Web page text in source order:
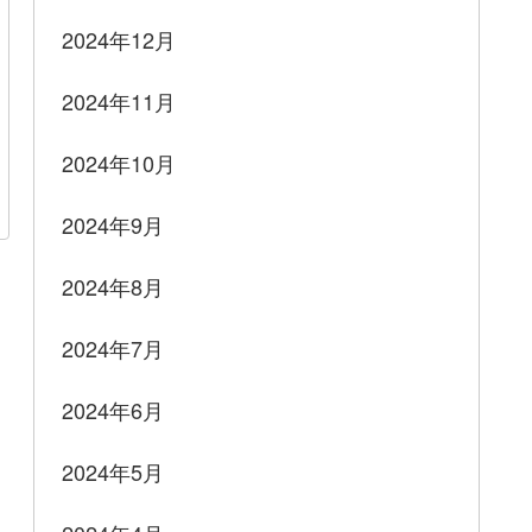
2024年12月
2024年11月
2024年10月
2024年9月
2024年8月
2024年7月
2024年6月
2024年5月